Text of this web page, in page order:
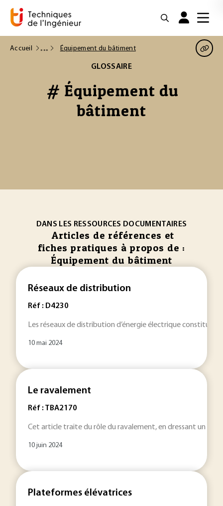
Accueil Équipement du bâtiment
GLOSSAIRE
# Équipement du
bâtiment
DANS LES RESSOURCES DOCUMENTAIRES
Articles de références et
fiches pratiques à propos de :
Équipement du bâtiment
Réseaux de distribution
Réf : D4230
Les réseaux de distribution d’énergie électrique
10 mai 2024
Le ravalement
Réf : TBA2170
Cet article traite du rôle du ravalement, en dressant un
10 juin 2024
Plateformes élévatrices